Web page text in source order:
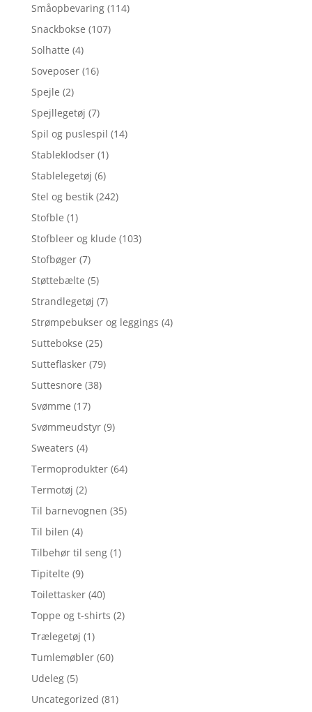
Småopbevaring (114)
Snackbokse (107)
Solhatte (4)
Soveposer (16)
Spejle (2)
Spejllegetøj (7)
Spil og puslespil (14)
Stableklodser (1)
Stablelegetøj (6)
Stel og bestik (242)
Stofble (1)
Stofbleer og klude (103)
Stofbøger (7)
Støttebælte (5)
Strandlegetøj (7)
Strømpebukser og leggings (4)
Suttebokse (25)
Sutteflasker (79)
Suttesnore (38)
Svømme (17)
Svømmeudstyr (9)
Sweaters (4)
Termoprodukter (64)
Termotøj (2)
Til barnevognen (35)
Til bilen (4)
Tilbehør til seng (1)
Tipitelte (9)
Toilettasker (40)
Toppe og t-shirts (2)
Trælegetøj (1)
Tumlemøbler (60)
Udeleg (5)
Uncategorized (81)